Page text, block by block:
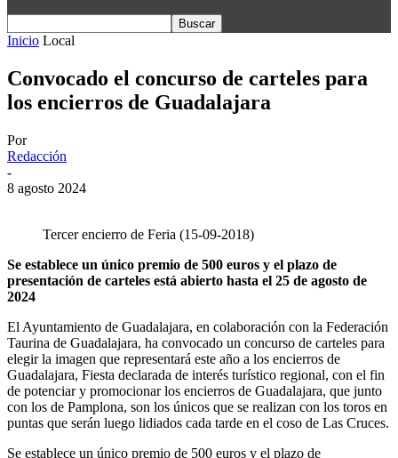
Inicio Local
Convocado el concurso de carteles para
los encierros de Guadalajara
Por
Redacción
-
8 agosto 2024
Tercer encierro de Feria (15-09-2018)
Se establece un único premio de 500 euros y el plazo de
presentación de carteles está abierto hasta el 25 de agosto de
2024
El Ayuntamiento de Guadalajara, en colaboración con la Federación
Taurina de Guadalajara, ha convocado un concurso de carteles para
elegir la imagen que representará este año a los encierros de
Guadalajara, Fiesta declarada de interés turístico regional, con el fin
de potenciar y promocionar los encierros de Guadalajara, que junto
con los de Pamplona, son los únicos que se realizan con los toros en
puntas que serán luego lidiados cada tarde en el coso de Las Cruces.
Se establece un único premio de 500 euros y el plazo de